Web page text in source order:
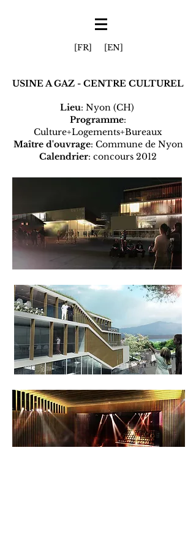
[FR] [EN]
USINE A GAZ - CENTRE CULTUREL
Lieu: Nyon (CH)
Programme:
Culture+Logements+Bureaux
Maître d'ouvrage: Commune de Nyon
Calendrier: concours 2012